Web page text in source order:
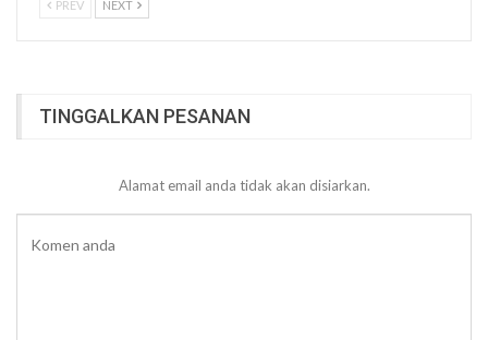
PREV NEXT
TINGGALKAN PESANAN
Alamat email anda tidak akan disiarkan.